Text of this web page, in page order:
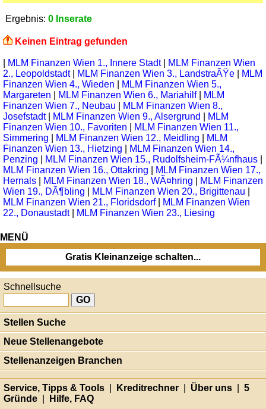
Ergebnis: 0 Inserate
Keinen Eintrag gefunden
MLM Finanzen Wien 1., Innere Stadt|
MLM Finanzen Wien
2., Leopoldstadt| MLM Finanzen Wien 3., LandstraÃŸe
MLM
Finanzen Wien 4., Wieden
MLM Finanzen Wien 5.,
Margareten
MLM Finanzen Wien 6., Mariahilf|
MLM
Finanzen Wien 7., Neubau
MLM Finanzen Wien 8.,
Josefstadt| MLM Finanzen Wien 9., Alsergrund
MLM
Finanzen Wien 10., Favoriten
MLM Finanzen Wien 11.,
Simmering
MLM Finanzen Wien 12., Meidling
MLM
Finanzen Wien 13., Hietzing
MLM Finanzen Wien 14.,
Penzing
MLM Finanzen Wien 15., Rudolfsheim-FÃ¼nfhaus
MLM Finanzen Wien 16., Ottakring
MLM Finanzen Wien 17.,
Hernals
MLM Finanzen Wien 18., WÃ¤hring
MLM Finanzen
Wien 19., DÃ¶bling
MLM Finanzen Wien 20., Brigittenau
MLM Finanzen Wien 21., Floridsdorf|
MLM Finanzen Wien
22., Donaustadt| MLM Finanzen Wien 23., Liesing
MENÜ
Gratis Kleinanzeige schalten...
Schnellsuche
Stellen Suche
Neue Stellenangebote
Stellenanzeigen Branchen
Service, Tipps & Tools Kreditrechner Über uns
5
Gründe
Hilfe, FAQ